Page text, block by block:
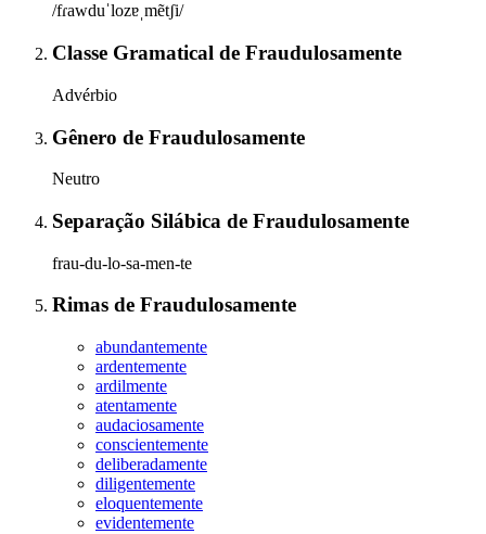
/fɾawduˈlozɐˌmẽtʃi/
Classe Gramatical de Fraudulosamente
Advérbio
Gênero de Fraudulosamente
Neutro
Separação Silábica de Fraudulosamente
frau-du-lo-sa-men-te
Rimas de Fraudulosamente
abundantemente
ardentemente
ardilmente
atentamente
audaciosamente
conscientemente
deliberadamente
diligentemente
eloquentemente
evidentemente